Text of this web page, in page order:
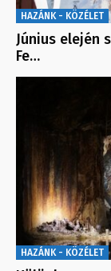
HAZÁNK - KÖZÉLET
Június elején
Fe…
HAZÁNK - KÖZÉLET